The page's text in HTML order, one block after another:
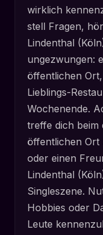
wirklich
stell Fragen,
Lindenthal
ungezwungen:
öffentlichen Ort,
Lieblings-
Wochenende.
treffe dich beim
öffentlichen Ort
oder einen
Lindenthal
Singleszene.
Hobbies oder
Leute